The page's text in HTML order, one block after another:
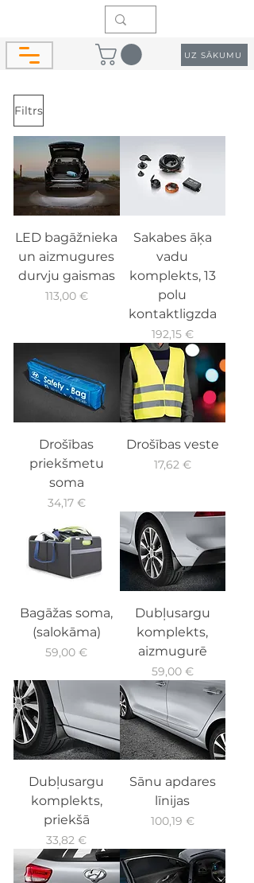
UZ SĀKUMU
Filtrs
LED bagāžnieka
un aizmugures
durvju gaismas
Cena
113,00 €
Sakabes āķa
vadu
komplekts, 13
polu
kontaktligzda
Cena
192,15 €
Drošības
priekšmetu
soma
Cena
34,17 €
Drošības veste
Cena
17,62 €
Bagāžas soma,
(salokāma)
Cena
59,00 €
Dubļusargu
komplekts,
aizmugurē
Cena
59,00 €
Dubļusargu
komplekts,
priekšā
Cena
33,82 €
Sānu apdares
līnijas
Cena
100,19 €